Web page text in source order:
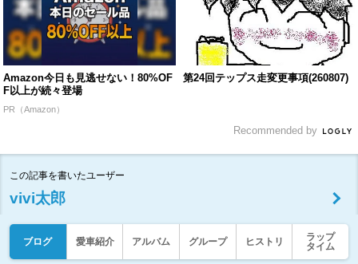
Amazon今日も見逃せない！80%OF
F以上が続々登場
PR（Amazon）
第24回テップス走変更事項(260807)
Recommended by
この記事を書いたユーザー
vivi太郎
ブログ 愛車紹介 アルバム グループ ヒストリ
ラップ
タイム